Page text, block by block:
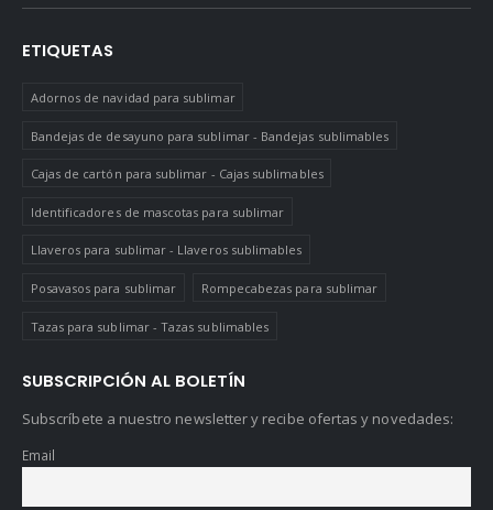
ETIQUETAS
Adornos de navidad para sublimar
Bandejas de desayuno para sublimar - Bandejas sublimables
Cajas de cartón para sublimar - Cajas sublimables
Identificadores de mascotas para sublimar
Llaveros para sublimar - Llaveros sublimables
Posavasos para sublimar Rompecabezas para sublimar
Tazas para sublimar - Tazas sublimables
SUBSCRIPCIÓN AL BOLETÍN
Subscríbete a nuestro newsletter y recibe ofertas y novedades:
Email